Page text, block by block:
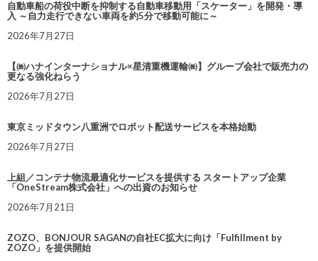
自動車船の荷役中断を抑制する自動車移動用「スケーター」を開発・導
入 ～自力走行できない車両を約5分で移動可能に～
2026年7月27日
【㈱ハナインターナショナル×星清重機運輸㈱】グループ会社で販売力の
更なる強化ねらう
2026年7月27日
東京ミッドタウン八重洲でロボット配送サービスを本格始動
2026年7月27日
上組／コンテナ物流最適化サービスを提供する スタートアップ企業
「OneStream株式会社」への出資のお知らせ
2026年7月21日
ZOZO、BONJOUR SAGANの自社EC拡大に向け「Fulfillment by
ZOZO」を提供開始